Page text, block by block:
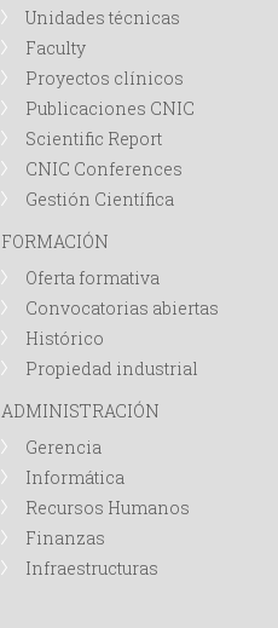
Unidades técnicas
Faculty
Proyectos clínicos
Publicaciones CNIC
Scientific Report
CNIC Conferences
Gestión Científica
FORMACIÓN
Oferta formativa
Convocatorias abiertas
Histórico
Propiedad industrial
ADMINISTRACIÓN
Gerencia
Informática
Recursos Humanos
Finanzas
Infraestructuras